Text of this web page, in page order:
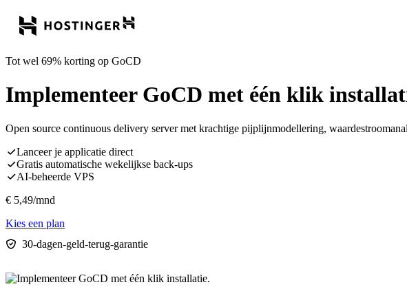
Tot wel 69% korting op GoCD
Implementeer GoCD met één klik
Open source continuous delivery server met krachtige pijplijnmodellering,
Lanceer je applicatie direct
Gratis automatische wekelijkse back-ups
AI-beheerde VPS
€ 5,49/mnd
Kies een plan
30-dagen-geld-terug-garantie